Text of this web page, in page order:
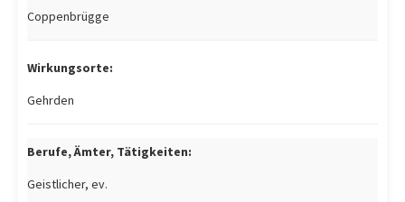
Coppenbrügge
Wirkungsorte:
Gehrden
Berufe, Ämter, Tätigkeiten:
Geistlicher, ev.